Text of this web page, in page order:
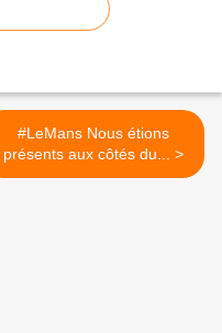
#LeMans Nous étions
présents aux côtés du... >